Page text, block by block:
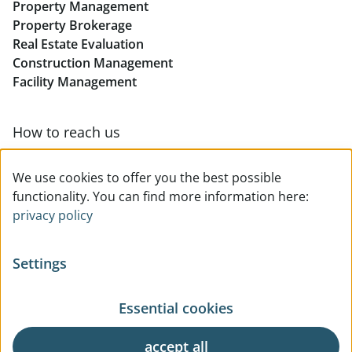
Retail in Linz
Property Management
Property Brokerage
Real Estate Evaluation
Construction Management
Facility Management
How to reach us
Terms Of Use
We use cookies to offer you the best possible
functionality. You can find more information here:
privacy policy
Settings
Essential cookies
accept all